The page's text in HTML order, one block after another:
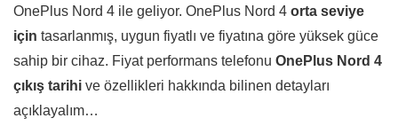
OnePlus Nord 4 ile geliyor. OnePlus Nord 4 orta seviye
için tasarlanmış, uygun fiyatlı ve fiyatına göre yüksek güce
sahip bir cihaz. Fiyat performans telefonu OnePlus Nord 4
çıkış tarihi ve özellikleri hakkında bilinen detayları
açıklayalım…